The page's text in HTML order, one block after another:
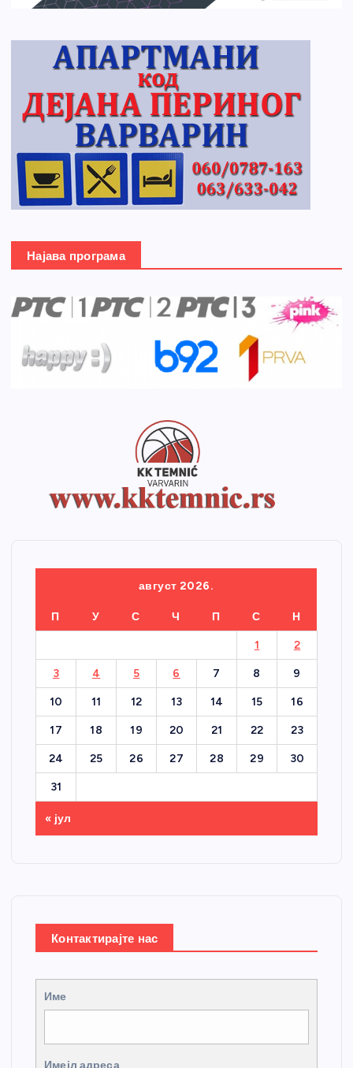
Најава програма
август 2026.
П У С Ч П С Н
1 2
3 4 5 6 7 8 9
10 11 12 13 14 15 16
17 18 19 20 21 22 23
24 25 26 27 28 29 30
31
« јул
Контактирајте нас
Име